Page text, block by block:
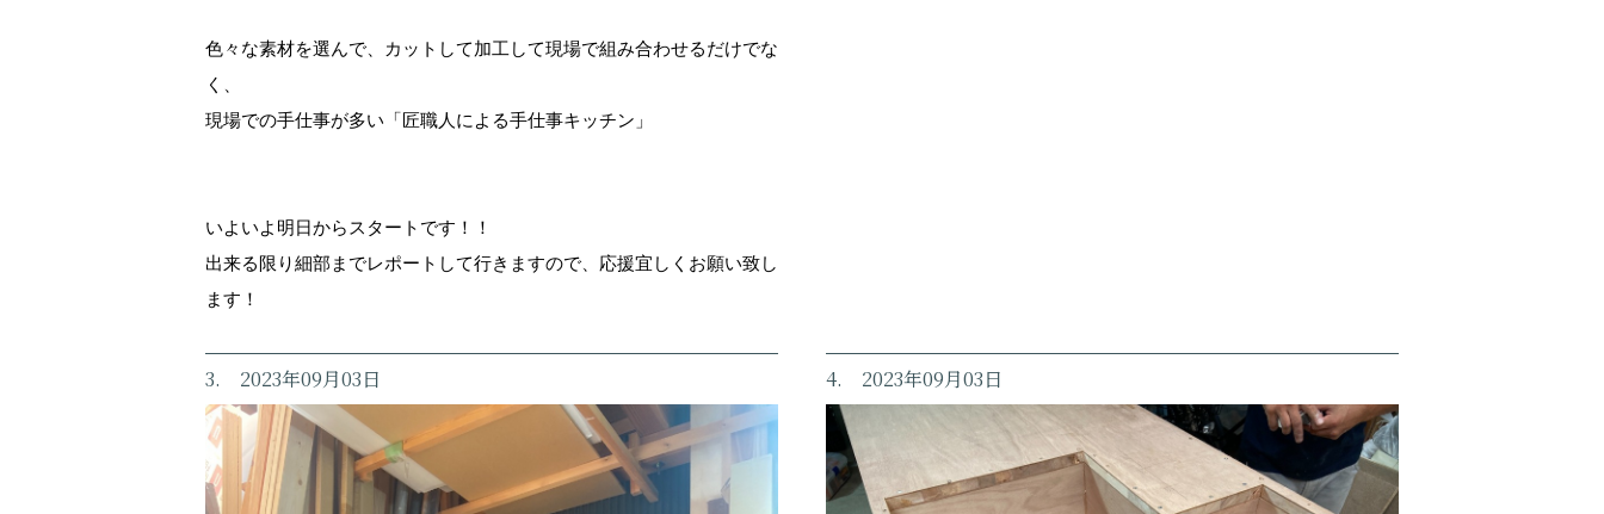
色々な素材を選んで、カットして加工して現場で組み合わせるだけでな
く、
現場での手仕事が多い「匠職人による手仕事キッチン」
いよいよ明日からスタートです！！
出来る限り細部までレポートして行きますので、応援宜しくお願い致し
ます！
3. 2023年09月03日 4. 2023年09月03日